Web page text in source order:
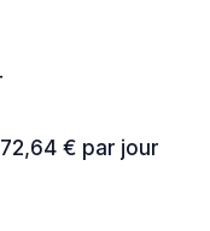
€ par jour